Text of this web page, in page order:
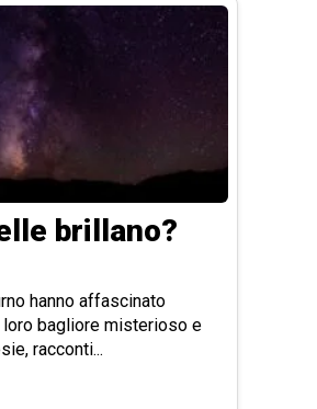
brillano?
hanno affascinato
loro bagliore misterioso e
racconti...